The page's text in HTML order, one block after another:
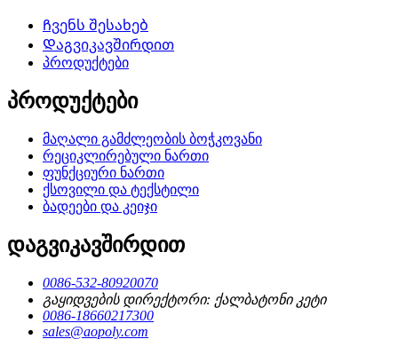
Ჩვენს შესახებ
Დაგვიკავშირდით
პროდუქტები
პროდუქტები
მაღალი გამძლეობის ბოჭკოვანი
რეციკლირებული ნართი
ფუნქციური ნართი
ქსოვილი და ტექსტილი
ბადეები და კეიჯი
დაგვიკავშირდით
0086-532-80920070
გაყიდვების დირექტორი: ქალბატონი კეტი
0086-18660217300
sales@aopoly.com